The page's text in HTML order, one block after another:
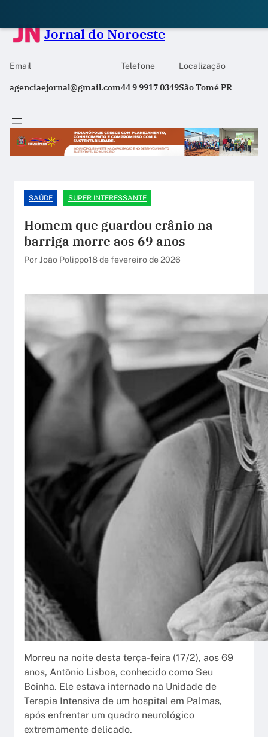
Jornal do Noroeste
Email
agenciaejornal@gmail.com
Telefone
44 9 9917 0349
Localização
São Tomé PR
SAÚDE SUPER INTERESSANTE
Homem que guardou crânio na
barriga morre aos 69 anos
Por João Polippo18 de fevereiro de 2026
Morreu na noite desta terça-feira (17/2), aos 69
anos, Antônio Lisboa, conhecido como Seu
Boinha. Ele estava internado na Unidade de
Terapia Intensiva de um hospital em Palmas,
após enfrentar um quadro neurológico
extremamente delicado.